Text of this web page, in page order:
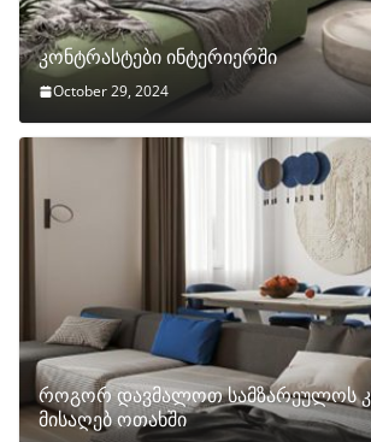
კონტრასტები ინტერიერში
October 29, 2024
როგორ დავმალოთ სამზარეულოს
მისაღებ ოთახში